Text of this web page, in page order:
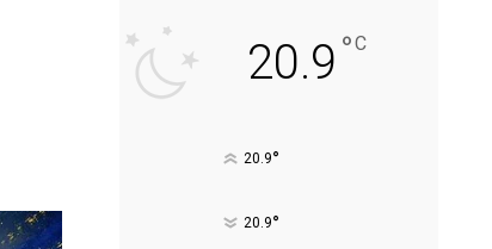
20.9 °C
20.9°
20.9°